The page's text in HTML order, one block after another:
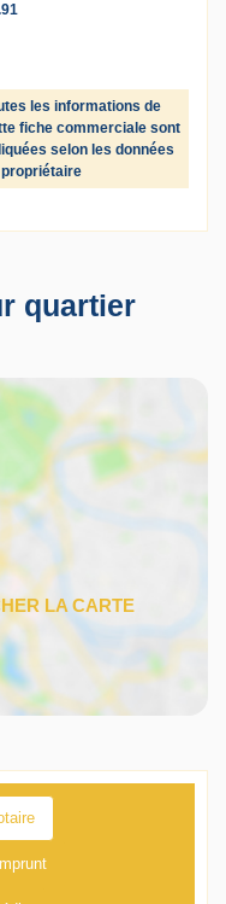
les informations de
fiche commerciale sont
selon les données
quartier